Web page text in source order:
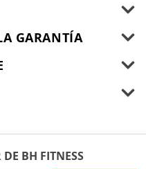
GARANTÍA
DE BH FITNESS